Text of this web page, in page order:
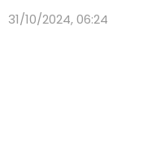
31/10/2024, 06:24